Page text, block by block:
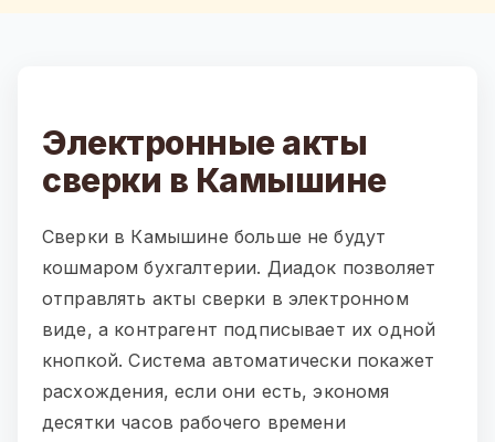
Электронные акты
сверки в Камышине
Сверки в Камышине больше не будут
кошмаром бухгалтерии. Диадок позволяет
отправлять акты сверки в электронном
виде, а контрагент подписывает их одной
кнопкой. Система автоматически покажет
расхождения, если они есть, экономя
десятки часов рабочего времени